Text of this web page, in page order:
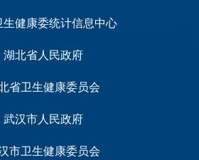
生健康委统计信息中心
湖北省人民政府
省卫生健康委员会
武汉市人民政府
市卫生健康委员会